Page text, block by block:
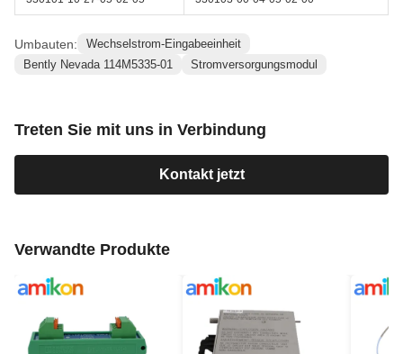
Umbauten:
Wechselstrom-Eingabeeinheit
Bently Nevada 114M5335-01
Stromversorgungsmodul
Treten Sie mit uns in Verbindung
Kontakt jetzt
Verwandte Produkte